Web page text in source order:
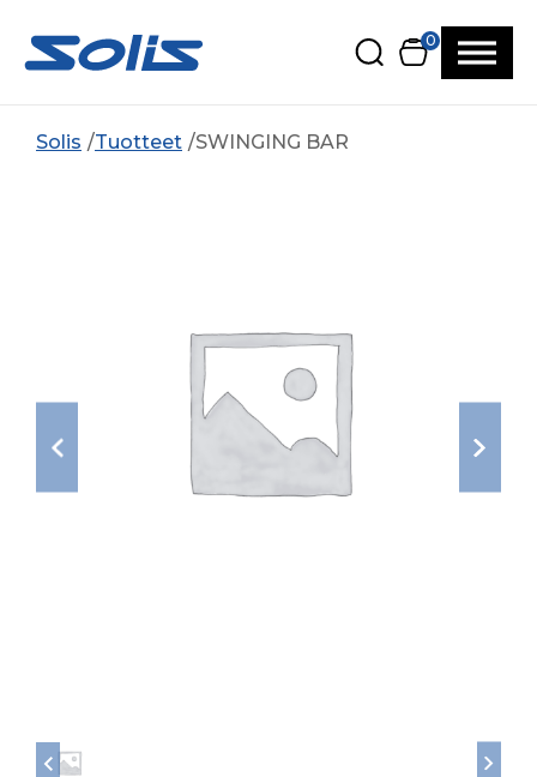
0
Solis Tuotteet SWINGING BAR